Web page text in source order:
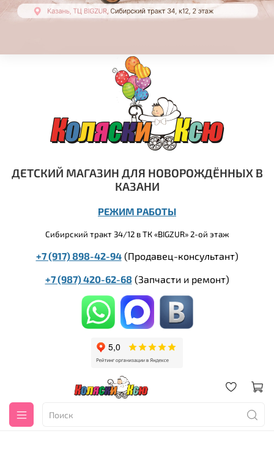
ДЕТСКИЙ МАГАЗИН ДЛЯ НОВОРОЖДЁННЫХ В
КАЗАНИ
РЕЖИМ РАБОТЫ
Сибирский тракт 34/12 в ТК «BIGZUR» 2-ой этаж
+7 (917) 898-42-94(Продавец-консультант)
+7 (987) 420-62-68 (Запчасти и ремонт)